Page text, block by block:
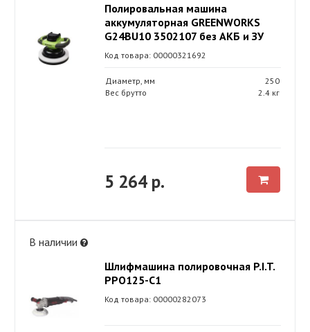
Полировальная машина
аккумуляторная GREENWORKS
G24BU10 3502107 без АКБ и ЗУ
Код товара: 00000321692
Диаметр, мм
250
Вес брутто
2.4 кг
5 264 р.
В наличии
Шлифмашина полировочная P.I.T.
РРО125-C1
Код товара: 00000282073